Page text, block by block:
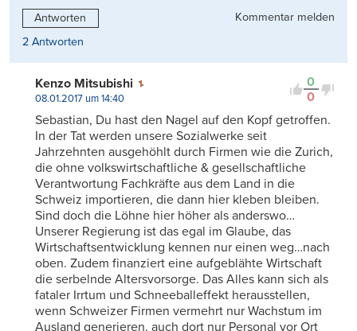
Antworten
Kommentar melden
2 Antworten
0
0
Kenzo Mitsubishi
08.01.2017 um 14:40
Sebastian, Du hast den Nagel auf den Kopf getroffen.
In der Tat werden unsere Sozialwerke seit
Jahrzehnten ausgehöhlt durch Firmen wie die Zurich,
die ohne volkswirtschaftliche & gesellschaftliche
Verantwortung Fachkräfte aus dem Land in die
Schweiz importieren, die dann hier kleben bleiben.
Sind doch die Löhne hier höher als anderswo…
Unserer Regierung ist das egal im Glaube, das
Wirtschaftsentwicklung kennen nur einen weg…nach
oben. Zudem finanziert eine aufgeblähte Wirtschaft
die serbelnde Altersvorsorge. Das Alles kann sich als
fataler Irrtum und Schneeballeffekt herausstellen,
wenn Schweizer Firmen vermehrt nur Wachstum im
Ausland generieren, auch dort nur Personal vor Ort